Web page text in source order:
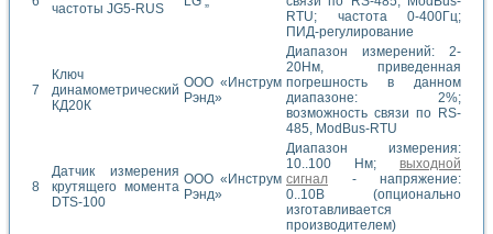
частоты JG5-RUS
RTU; частота 0-400Гц;
ПИД-регулирование
7
Ключ
динамометрический
КД20К
OOO «Инструм
Рэнд»
Диапазон измерений: 2-
20Нм, приведенная
погрешность в данном
диапазоне: 2%;
возможность связи по RS-
485, ModBus-RTU
8
Датчик измерения
крутящего момента
DTS-100
OOO «Инструм
Рэнд»
Диапазон измерения:
10..100 Нм; выходной
сигнал - напряжение:
0..10В (опционально
изготавливается
производителем)